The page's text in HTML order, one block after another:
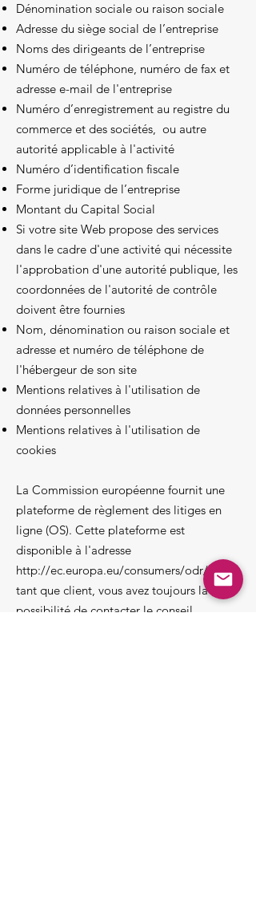
Dénomination sociale ou raison sociale
Adresse du siège social de l’entreprise
Noms des dirigeants de l’entreprise
Numéro de téléphone, numéro de fax et
adresse e-mail de l'entreprise
Numéro d’enregistrement au registre du
commerce et des sociétés, ou autre
autorité applicable à l'activité
Numéro d’identification fiscale
Forme juridique de l’entreprise
Montant du Capital Social
Si votre site Web propose des services
dans le cadre d'une activité qui nécessite
l'approbation d'une autorité publique, les
coordonnées de l'autorité de contrôle
doivent être fournies
Nom, dénomination ou raison sociale et
adresse et numéro de téléphone de
l'hébergeur de son site
Mentions relatives à l'utilisation de
données personnelles
Mentions relatives à l'utilisation de
cookies
La Commission européenne fournit une
plateforme de règlement des litiges en
ligne (OS). Cette plateforme est
disponible à l'adresse
http://ec.europa.eu/consumers/odr/. En
tant que client, vous avez toujours la
possibilité de contacter le conseil